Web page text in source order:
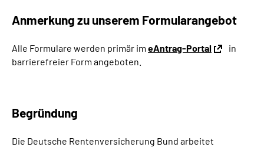
Anmerkung zu unserem Formularangebot
Alle Formulare werden primär im eAntrag-Portal
in
barrierefreier Form angeboten.
Begründung
Die Deutsche Rentenversicherung Bund arbeitet